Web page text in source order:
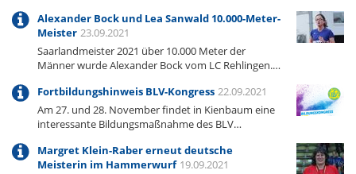
Alexander Bock und Lea Sanwald 10.000-Meter-
Meister 23.09.2021
Saarlandmeister 2021 über 10.000 Meter der
Männer wurde Alexander Bock vom LC Rehlingen.…
Fortbildungshinweis BLV-Kongress 22.09.2021
Am 27. und 28. November findet in Kienbaum eine
interessante Bildungsmaßnahme des BLV…
Margret Klein-Raber erneut deutsche
Meisterin im Hammerwurf 19.09.2021